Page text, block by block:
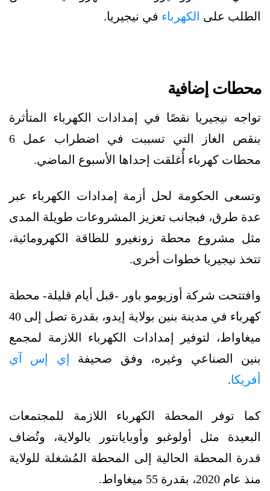
الطلب على الكهرباء في نيجيريا.
محطات إضافية
تواجه نيجيريا نقصًا في إمدادات الكهرباء المتأثرة
بنقص الغاز التي تسببت في اضطراب عمل 6
محطات كهرباء أُغلقت إحداها الأسبوع الماضي.
وتسعى الحكومة لحل أزمة إمدادات الكهرباء عبر
عدة طرق، فبجانب تعزيز المشروعات طويلة المدى
مثل مشروع محطة زونغيرو للطاقة الكهرومائية،
تتخذ نيجيريا خطوات أخرى.
وافتتحت شركة أوزيومو باور -قبل أيام قليلة- محطة
كهرباء في مدينة بنين بولاية إيدو، بقدرة تصل إلى 40
ميغاواط، لتوفير إمدادات الكهرباء اللازمة لمجمع
بنين الصناعي وغيره، وفق صحيفة
إي إس آي
أفريكا.
كما توفر المحطة الكهرباء اللازمة للمجتمعات
البعيدة مثل أولوغبو وأوبايانتور بالولاية، وتُضاف
قدرة المحطة الحالية إلى المحطة المُشغلة للولاية
منذ عام 2020، بقدرة 55 ميغاواط.